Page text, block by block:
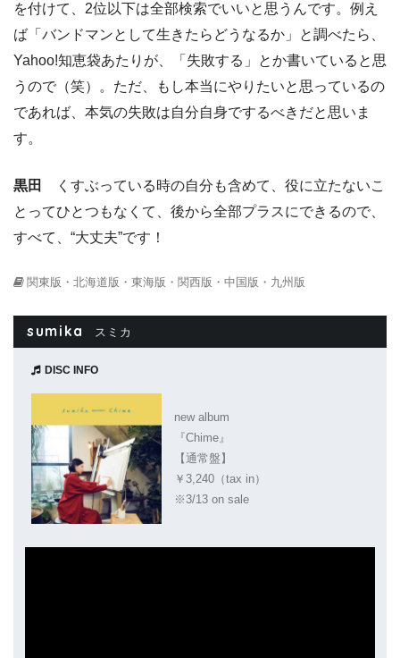
を付けて、2位以下は全部検索でいいと思うんです。例え
ば「バンドマンとして生きたらどうなるか」と調べたら、
Yahoo!知恵袋あたりが、「失敗する」とか書いていると思
うので（笑）。ただ、もし本当にやりたいと思っているの
であれば、本気の失敗は自分自身でするべきだと思いま
す。
黒田
くすぶっている時の自分も含めて、役に立たないこ
とってひとつもなくて、後から全部プラスにできるので、
すべて、“大丈夫”です！
関東版・北海道版・東海版・関西版・中国版・九州版
sumika スミカ
DISC INFO
new album
『Chime』
【通常盤】
￥3,240（tax in）
※3/13 on sale